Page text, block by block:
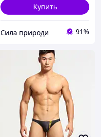
Купить
Сила природи 91%